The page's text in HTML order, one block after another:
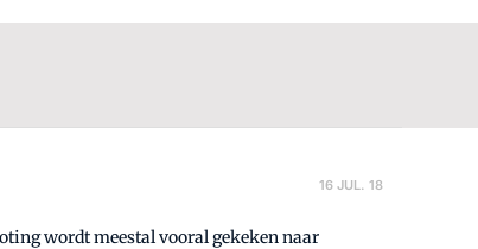
16 JUL. 18
wordt meestal vooral gekeken naar